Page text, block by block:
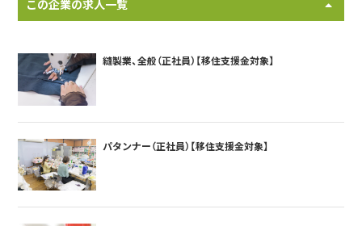
この企業の求人一覧
縫製業、全般（正社員）【移住支援金対象】
パタンナー（正社員）【移住支援金対象】